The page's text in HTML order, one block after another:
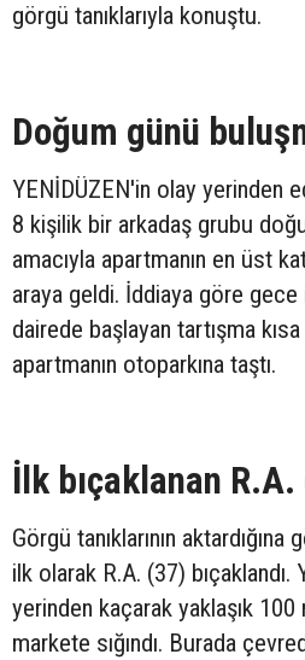
görgü tanıklarıyla konuştu.
Doğum günü
YENİDÜZEN'in olay yerinden
8 kişilik bir arkadaş grubu
amacıyla apartmanın en üst
araya geldi. İddiaya göre
dairede başlayan tartışma
apartmanın otoparkına taştı.
İlk bıçaklanan
Görgü tanıklarının aktardığına
ilk olarak R.A. (37) bıçaklandı.
yerinden kaçarak yaklaşık
markete sığındı. Burada